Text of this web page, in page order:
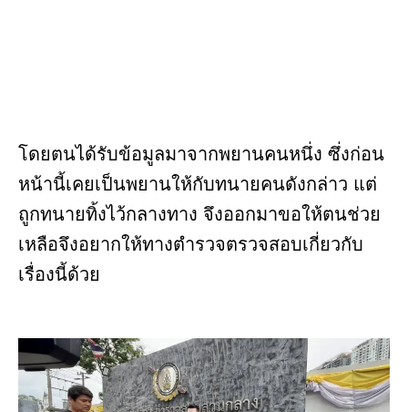
โดยตนได้รับข้อมูลมาจากพยานคนหนึ่ง ซึ่งก่อน
หน้านี้เคยเป็นพยานให้กับทนายคนดังกล่าว แต่
ถูกทนายทิ้งไว้กลางทาง จึงออกมาขอให้ตนช่วย
เหลือจึงอยากให้ทางตำรวจตรวจสอบเกี่ยวกับ
เรื่องนี้ด้วย